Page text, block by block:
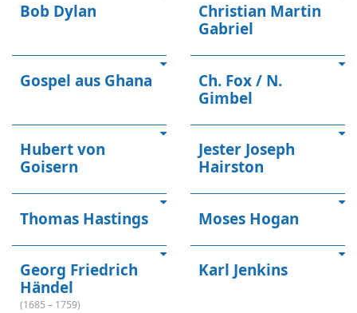
Bob Dylan
Christian Martin
Gabriel
Gospel aus Ghana
Ch. Fox / N.
Gimbel
Hubert von
Goisern
Jester Joseph
Hairston
Thomas Hastings Moses Hogan
Georg Friedrich
Händel
(1685 – 1759)
Karl Jenkins